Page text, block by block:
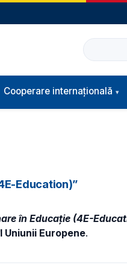
Caută
Cooperare internațională
Education)”
în Educație (4E-
Uniunii Europene.